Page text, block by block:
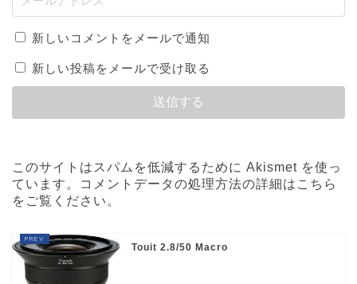
新しいコメントをメールで通知
新しい投稿をメールで受け取る
このサイトはスパムを低減するために Akismet を使っ
ています。
コメントデータの処理方法の詳細はこちら
をご覧ください 。
Touit 2.8/50 Macro